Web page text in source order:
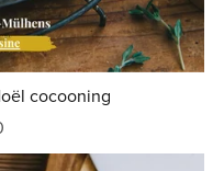
cocooning